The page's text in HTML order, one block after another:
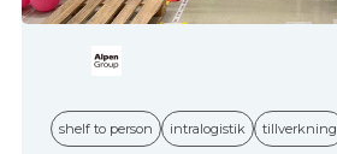
shelf to person intralogistik tillverkning